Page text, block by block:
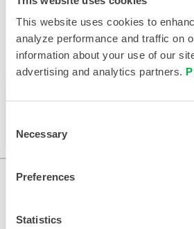
This website uses cookies to
analyze performance and traffic on
information about your use of our
advertising and analytics partners.
Selection
Necessary
Preferences
Statistics
Verfügbar in diesen